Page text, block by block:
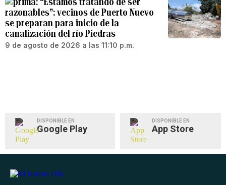
razonables”: vecinos de Puerto Nuevo
se preparan para inicio de la
canalización del río Piedras
9 de agosto de 2026 a las 11:10 p.m.
DISPONIBLE EN
Google Play
DISPONIBLE EN
App Store